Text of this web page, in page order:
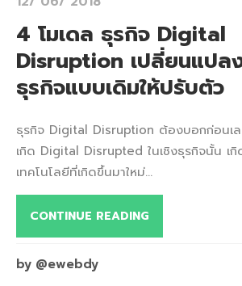
4 โมเดล ธุรกิจ Digital
Disruption เปลี่ยนแปล
ธุรกิจแบบเดิมให้ปรับตัว
ธุรกิจ Digital Disruption ต้องบอกก่อนเล
เกิด Digital Disrupted ในเชิงธุรกิจนั้น เกิ
เทคโนโลยีที่เกิดขึ้นมาใหม่...
CONTINUE READING
by @ewebdy